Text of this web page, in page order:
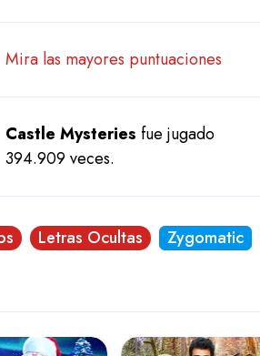
Mira las mayores puntuaciones
Castle Mysteries fue jugado
394.909 veces.
Letras Ocultas
Zygomatic